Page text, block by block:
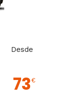
Desde
73 €